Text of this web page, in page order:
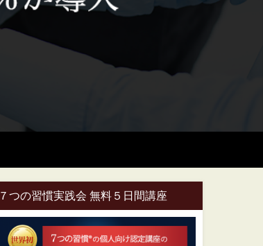
７つの習慣実践会 無料５日間講座